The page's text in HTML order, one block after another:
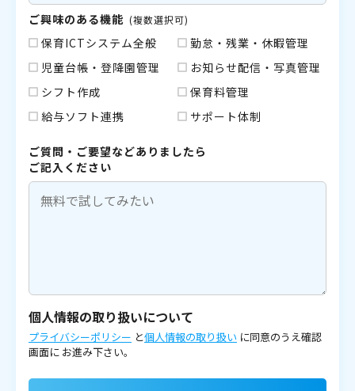
ご興味のある機能 (複数選択可)
保育ICTシステム全般
勤怠・残業・休暇管理
児童台帳・登降園管理
お知らせ配信・写真管理
シフト作成
保育料管理
給与ソフト連携
サポート体制
ご質問・ご要望などありましたら
ご記入ください
個人情報の取り扱いについて
プライバシーポリシー と個人情報の取り扱い に同意のうえ確認
画面に お進み下さい。